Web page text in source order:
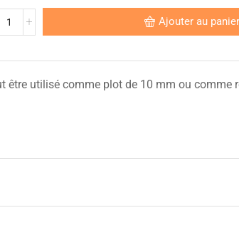
Ajouter au panier
être utilisé comme plot de 10 mm ou comme